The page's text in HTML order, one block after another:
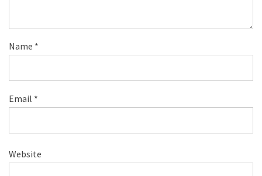
Name *
Email *
Website